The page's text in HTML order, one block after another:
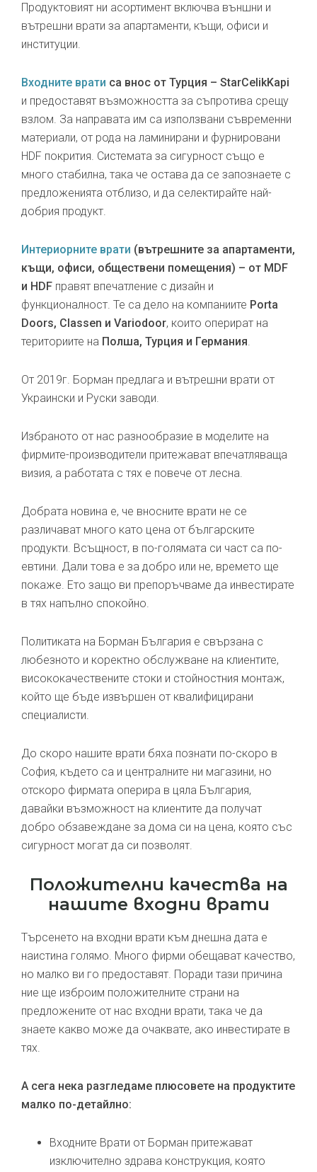
Продуктовият ни асортимент включва външни и
вътрешни врати за апартаменти, къщи, офиси и
институции.
Входните врати са внос от Турция – StarCelikKapi
и предоставят възможността за съпротива срещу
взлом. За направата им са използвани съвременни
материали, от рода на ламинирани и фурнировани
HDF покрития. Системата за сигурност също е
много стабилна, така че остава да се запознаете с
предложенията отблизо, и да селектирайте най-
добрия продукт.
Интериорните врати (вътрешните за апартаменти,
къщи, офиси, обществени помещения) – от MDF
и HDF правят впечатление с дизайн и
функционалност. Те са дело на компаниите Porta
Doors, Classen и Variodoor, които оперират на
териториите на Полша, Турция и Германия.
От 2019г. Борман предлага и вътрешни врати от
Украински и Руски заводи.
Избраното от нас разнообразие в моделите на
фирмите-производители притежават впечатляваща
визия, а работата с тях е повече от лесна.
Добрата новина е, че вносните врати не се
различават много като цена от българските
продукти. Всъщност, в по-голямата си част са по-
евтини. Дали това е за добро или не, времето ще
покаже. Ето защо ви препоръчваме да инвестирате
в тях напълно спокойно.
Политиката на Борман България е свързана с
любезното и коректно обслужване на клиентите,
висококачествените стоки и стойностния монтаж,
който ще бъде извършен от квалифицирани
специалисти.
До скоро нашите врати бяха познати по-скоро в
София, където са и централните ни магазини, но
отскоро фирмата оперира в цяла България,
давайки възможност на клиентите да получат
добро обзавеждане за дома си на цена, която със
сигурност могат да си позволят.
Положителни качества на
нашите входни врати
Търсенето на входни врати към днешна дата е
наистина голямо. Много фирми обещават качество,
но малко ви го предоставят. Поради тази причина
ние ще изброим положителните страни на
предложените от нас входни врати, така че да
знаете какво може да очаквате, ако инвестирате в
тях.
А сега нека разгледаме плюсовете на продуктите
малко по-детайлно:
Входните Врати от Борман притежават
изключително здрава конструкция, която